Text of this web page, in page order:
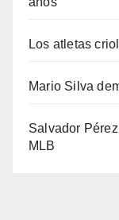
Los atletas
Mario Silva
Salvador
MLB